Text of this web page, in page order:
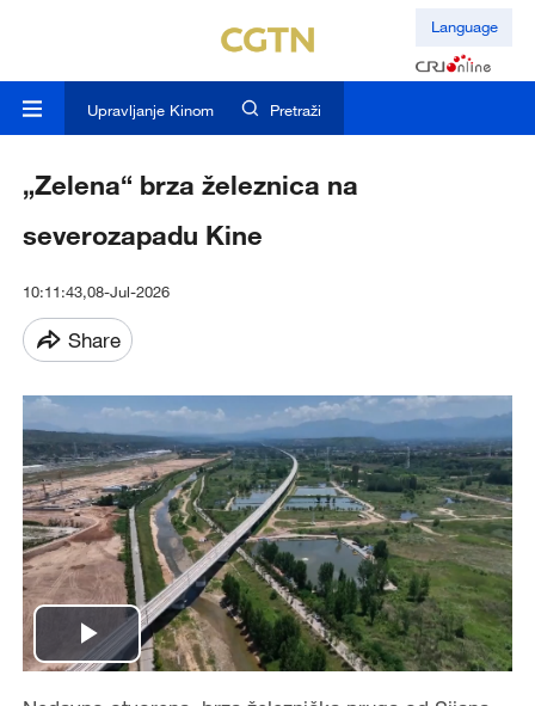
Language
Upravljanje Kinom Pretraži
„Zelena“ brza železnica na
severozapadu Kine
10:11:43,08-Jul-2026
Share
Play